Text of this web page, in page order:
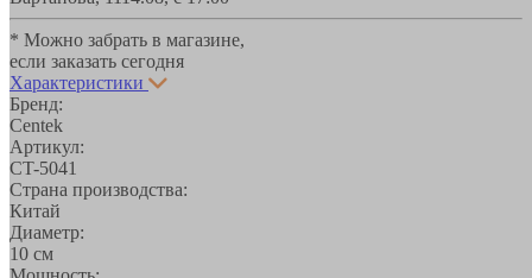
* Можно забрать в магазине,
если заказать сегодня
Характеристики
Бренд:
Centek
Артикул:
CT-5041
Страна производства:
Китай
Диаметр:
10 см